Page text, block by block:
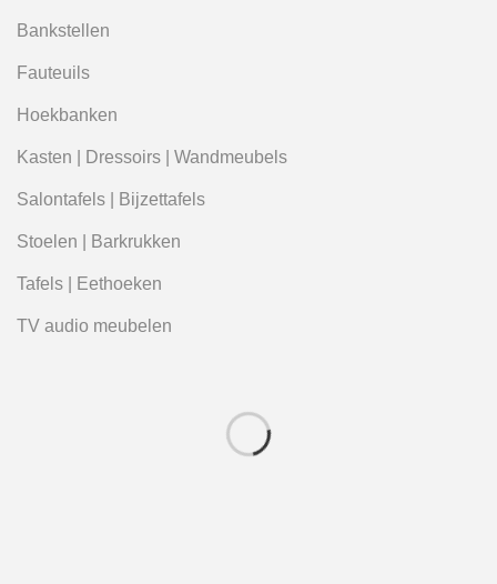
Bankstellen
Fauteuils
Hoekbanken
Kasten | Dressoirs | Wandmeubels
Salontafels | Bijzettafels
Stoelen | Barkrukken
Tafels | Eethoeken
TV audio meubelen